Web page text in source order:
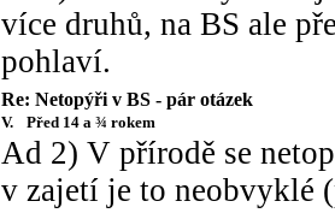
více druhů, na BS ale
pohlaví.
Re: Netopýři v BS - pár otázek
V. Před 14 a ¾ rokem
Ad 2) V přírodě se
v zajetí je to neobvyklé